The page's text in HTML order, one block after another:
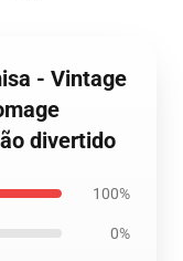
- Vintage
divertido
100%
0%